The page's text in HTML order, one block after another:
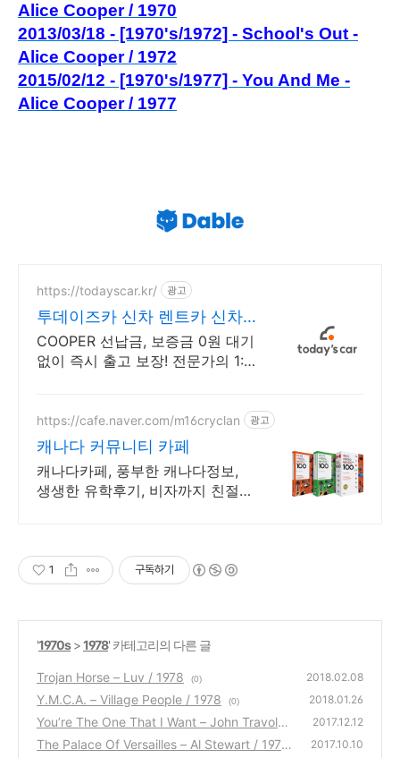
Alice Cooper / 1970
2013/03/18 - [1970's/1972] - School's Out -
Alice Cooper / 1972
2015/02/12 - [1970's/1977] - You And Me -
Alice Cooper / 1977
https://todayscar.kr/ 광고
투데이즈카 신차 렌트카 신차
장기렌트 특가
COOPER 선납금, 보증금 0원 대기
없이 즉시 출고 보장! 전문가의 1:1
https://cafe.naver.com/m16cryclan 광고
캐나다 커뮤니티 카페
캐나다카페, 풍부한 캐나다정보,
생생한 유학후기, 비자까지 친절한
1 구독하기
'1970s>1978' 카테고리의 다른 글
Trojan Horse – Luv / 1978 (0) 2018.02.08
Y.M.C.A. – Village People / 1978 (0) 2018.01.26
You’re The One That I Want – John Travolta
& Olivia Newton-John / 1978
(0)
2017.12.12
The Palace Of Versailles – Al Stewart / 1978 2017.10.10